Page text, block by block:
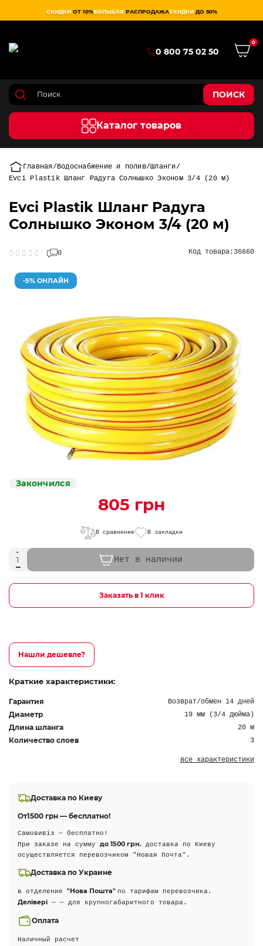
СКИДКИ ОТ 10%БОЛЬШАЯ РАСПРОДАЖАСКИДКИ ДО 50%
0 800 75 02 50
0
ПОИСК
Каталог товаров
Главная Водоснабжение и полив Шланги
Evci Plastik Шланг Радуга Солнышко Эконом 3/4 (20 м)
Evci Plastik Шланг Радуга
Солнышко Эконом 3/4 (20 м)
0 Код товара: 36660
-5% ОНЛАЙН
Закончился
805 грн
В сравнение В закладки
Нет в наличии
Заказать в 1 клик
Нашли дешевле?
Краткие характеристики:
Гарантия Возврат/обмен 14 дней
Диаметр 19 мм (3/4 дюйма)
Длина шланга 20 м
Количество слоев 3
все характеристики
Доставка по Киеву
От1500 грн — бесплатно!
Самовивіз — бесплатно!
При заказе на сумму до 1500 грн. доставка по Киеву
осуществляется перевозчиком "Новая Почта".
Доставка по Украине
в отделение "Нова Пошта" по тарифам перевозчика.
Делівері — — для крупногабаритного товара.
Оплата
Наличный расчет